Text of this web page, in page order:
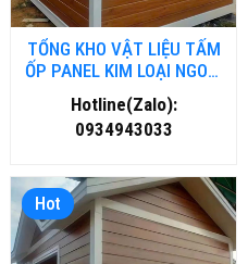
TỔNG KHO VẬT LIỆU TẤM
ỐP PANEL KIM LOẠI NGOÀI
TRỜI TẠI THANH HOÁ
Hotline(Zalo):
0934943033
Hot